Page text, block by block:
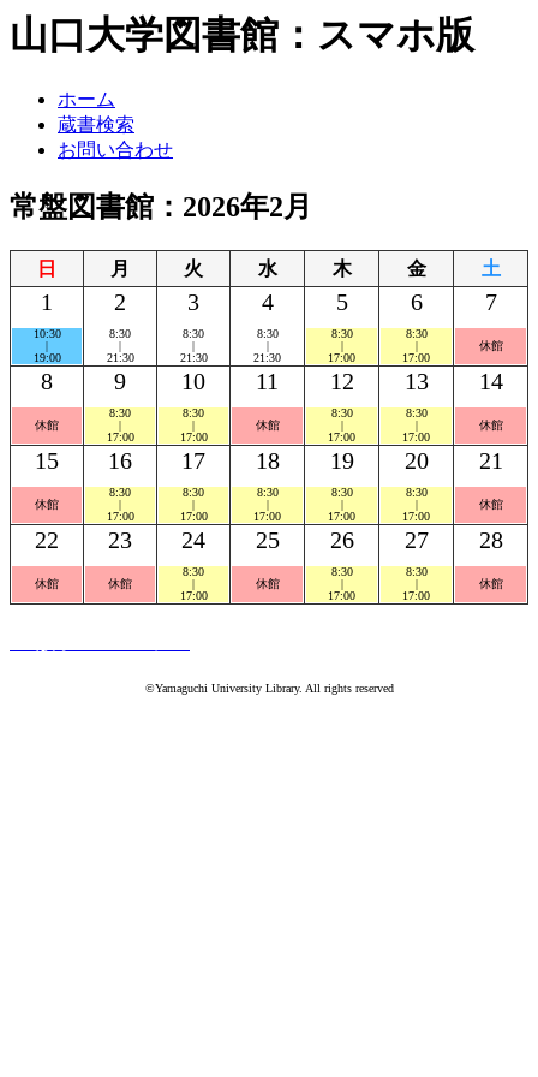
山口大学図書館：スマホ版
ホーム
蔵書検索
お問い合わせ
常盤図書館：2026年2月
日 月 火 水 木 金 土
1
10:30
|
19:00
2
8:30
|
21:30
3
8:30
|
21:30
4
8:30
|
21:30
5
8:30
|
17:00
6
8:30
|
17:00
7
休館
8
休館
9
8:30
|
17:00
10
8:30
|
17:00
11
休館
12
8:30
|
17:00
13
8:30
|
17:00
14
休館
15
休館
16
8:30
|
17:00
17
8:30
|
17:00
18
8:30
|
17:00
19
8:30
|
17:00
20
8:30
|
17:00
21
休館
22
休館
23
休館
24
8:30
|
17:00
25
休館
26
8:30
|
17:00
27
8:30
|
17:00
28
休館
©Yamaguchi University Library. All rights reserved